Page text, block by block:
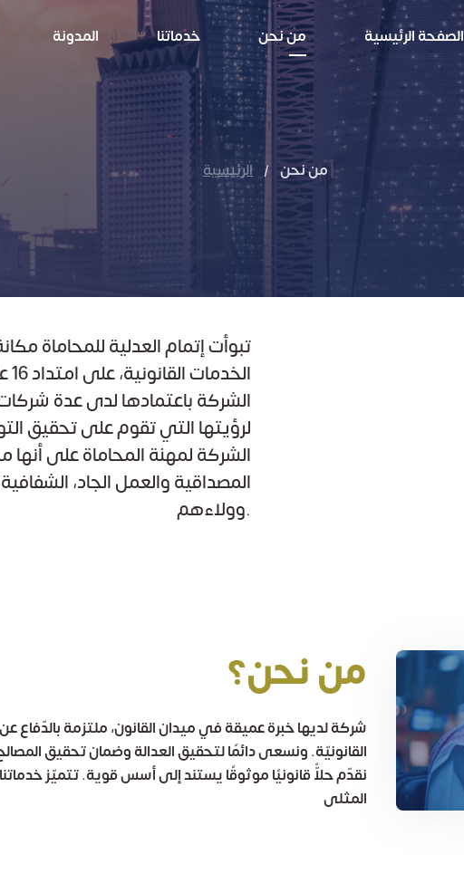
المدونة خدماتنا من نحن الصفحة الرئيسية
الرئيسية / من نحن
تبوأت إتمام العدلية للمحاماة
الشركة باعتمادها لدى عدة
لرؤيتها التي تقوم على تحقيق
الشركة لمهنة المحاماة على أنها
المصداقية والعمل الجاد،
وولاءهم.
من نحن؟
شركة لديها خبرة عميقة في ميدان القانون، ملتزمة بالدّفاع
القانونيّة. ونسعى دائمًا لتحقيق العدالة وضمان تحقيق
نقدّم حلاًّ قانونيًا موثوقًا يستند إلى أسس قوية. تتميّز خدماتنا
المثلى